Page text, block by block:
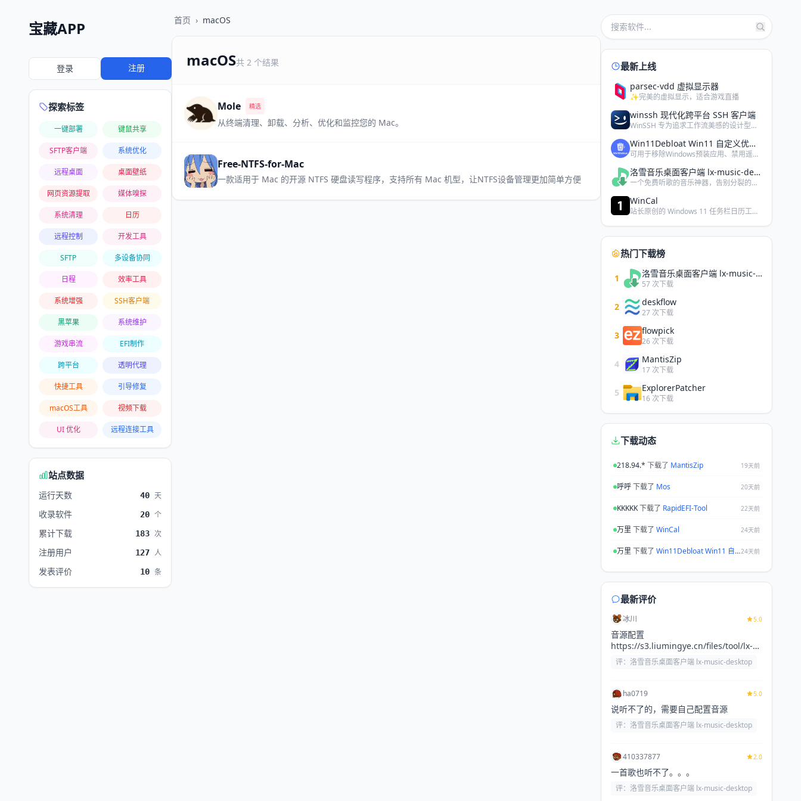
宝藏APP
登录 注册
探索标签
一键部署 键鼠共享
SFTP客户端 系统优化
远程桌面 桌面壁纸
网页资源提取 媒体嗅探
系统清理 日历
远程控制 开发工具
SFTP 多设备协同
日程 效率工具
系统增强 SSH客户端
黑苹果 系统维护
游戏串流 EFI制作
跨平台 透明代理
快捷工具 引导修复
macOS工具 视频下载
UI 优化 远程连接工具
站点数据
运行天数 40 天
收录软件 20 个
累计下载 183 次
注册用户 127 人
发表评价 10 条
首页 › macOS
macOS共 2 个结果
Mole 精选
从终端清理、卸载、分析、优化和监控您的 Mac。
Free-NTFS-for-Mac
一款适用于 Mac 的开源 NTFS 硬盘读写程序，支持所有 Mac 机型，让NTFS设备管理更加简单方便
最新上线
parsec-vdd 虚拟显示器
✨完美的虚拟显示，适合游戏直播
winssh 现代化跨平台 SSH 客户端
WinSSH 专为追求工作流美感的设计型运维与开发极客打造。…
Win11Debloat Win11 自定义优化软件
可用于移除Windows预装应用、禁用遥测功能，以及执行其他…
洛雪音乐桌面客户端 lx-music-desktop
一个免费听歌的音乐神器，告别分裂的平台音乐 VIP，需要自备…
WinCal
站长原创的 Windows 11 任务栏日历工具，此版本为小…
热门下载榜
1 洛雪音乐桌面客户端 lx-music-desktop
57 次下载
2 deskflow
27 次下载
3 flowpick
26 次下载
4 MantisZip
17 次下载
5 ExplorerPatcher
16 次下载
下载动态
218.94.* 下载了 MantisZip 19天前
呼呼下载了 Mos 20天前
KKKKK下载了 RapidEFI-Tool 22天前
万里 下载了 WinCal 24天前
万里 下载了 Win11Debloat Win11 自定义优化软件 24天前
爱搜罗铁粉Mrh下载了WinCal 24天前
小猴子下载了
1.193.*. 26天前
1.193.*.下载了
jiuer下载了洛雪音乐桌面客户端 lx-music-desktop 27天前
一只耳110
27566022下载了flowpick 28天前
铭下载了MantisZip 2026-07-10
最新评价
冰川 5.0
音源配置
https://s3.liumingye.cn/files/tool/lx-
huibq.js
评：洛雪音乐桌面客户端 lx-music-desktop
ha0719 5.0
说听不了的，需要自己配置音源
评：洛雪音乐桌面客户端 lx-music-desktop
410337877 2.0
一首歌也听不了。。。
评：洛雪音乐桌面客户端 lx-music-desktop